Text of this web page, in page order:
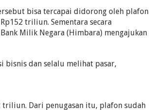
bisa tercapai didorong oleh plafon
triliun. Sementara secara
Milik Negara (Himbara) mengajukan
bisnis dan selalu melihat pasar,
triliun. Dari penugasan itu, plafon sudah